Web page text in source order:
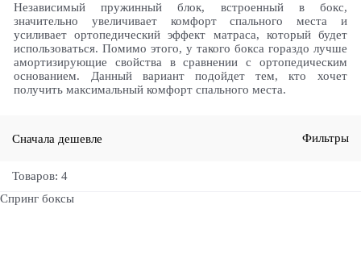
Независимый пружинный блок, встроенный в бокс,
значительно увеличивает комфорт спального места и
усиливает ортопедический эффект матраса, который будет
использоваться. Помимо этого, у такого бокса гораздо лучше
амортизирующие свойства в сравнении с ортопедическим
основанием. Данный вариант подойдет тем, кто хочет
получить максимальный комфорт спального места.
Сначала дешевле Фильтры
Товаров: 4
Спринг боксы